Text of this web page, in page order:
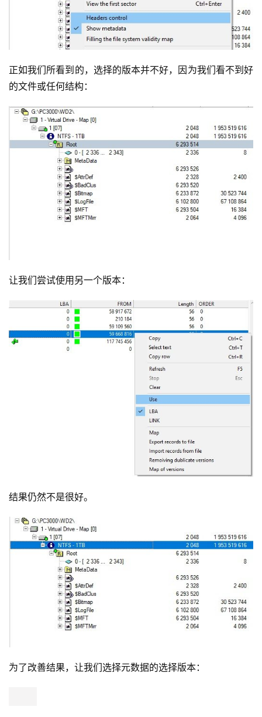
正如我们所看到的，选择的版本并不好，因为我们看不到好
的文件或任何结构：
让我们尝试使用另一个版本：
结果仍然不是很好。
为了改善结果，让我们选择元数据的选择版本：